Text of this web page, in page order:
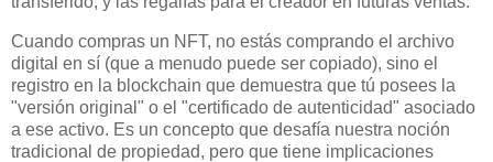
Cuando compras un NFT, no estás comprando el archivo
digital en sí (que a menudo puede ser copiado), sino el
registro en la blockchain que demuestra que tú posees la
"versión original" o el "certificado de autenticidad" asociado
a ese activo. Es un concepto que desafía nuestra noción
tradicional de propiedad, pero que tiene implicaciones